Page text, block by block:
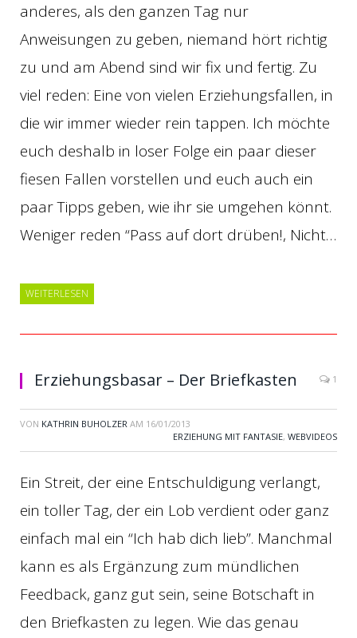
anderes, als den ganzen Tag nur
Anweisungen zu geben, niemand hört richtig
zu und am Abend sind wir fix und fertig. Zu
viel reden: Eine von vielen Erziehungsfallen, in
die wir immer wieder rein tappen. Ich möchte
euch deshalb in loser Folge ein paar dieser
fiesen Fallen vorstellen und euch auch ein
paar Tipps geben, wie ihr sie umgehen könnt.
Weniger reden “Pass auf dort drüben!, Nicht…
WEITERLESEN
Erziehungsbasar – Der Briefkasten 1
VON KATHRIN BUHOLZER AM 16/01/2013
ERZIEHUNG MIT FANTASIE, WEBVIDEOS
Ein Streit, der eine Entschuldigung verlangt,
ein toller Tag, der ein Lob verdient oder ganz
einfach mal ein “Ich hab dich lieb”. Manchmal
kann es als Ergänzung zum mündlichen
Feedback, ganz gut sein, seine Botschaft in
den Briefkasten zu legen. Wie das genau